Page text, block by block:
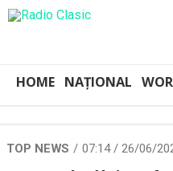
HOME NAȚIONAL
TOP NEWS 07:14 / 26/06/